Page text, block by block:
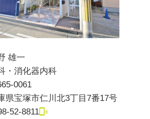
雄一
・消化器内科
0061
県宝塚市仁川北3丁目7番17号
52-8811